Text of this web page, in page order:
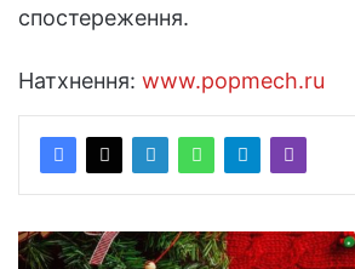
спостереження.
Натхнення: www.popmech.ru